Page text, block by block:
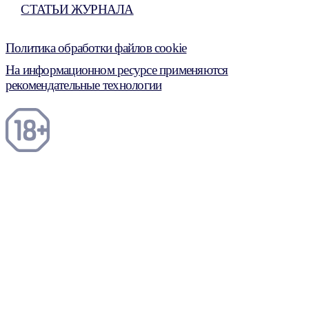
СТАТЬИ ЖУРНАЛА
Политика обработки файлов cookie
На информационном ресурсе применяются
рекомендательные технологии